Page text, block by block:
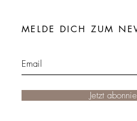
Jetzt
MELDE DICH ZUM